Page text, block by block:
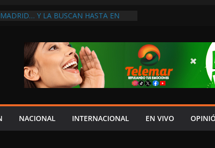
Y LA BUSCAN HASTA EN
UNA DE LAS CADENAS DE ARTÍCULOS
DE EUROPA: MARCEL CARRILLO
MOMENTO: PAN; LA ECONOMÍA
CRECE LA INSEGURIDAD, NO HAY
SON CENSURADOS
EL TIEMPO”; INFRAESTRUCTURA
Y URGE MODERNIZARLA:
NACIONAL INTERNACIONAL EN VIVO